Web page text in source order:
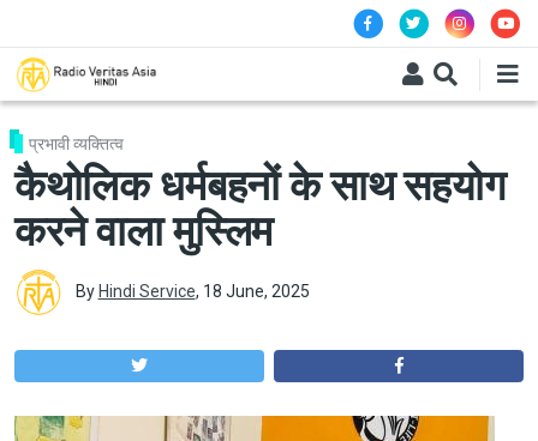
प्रभावी व्यक्तित्व
कैथोलिक धर्मबहनों के साथ सहयोग
करने वाला मुस्लिम
By Hindi Service, 18 June, 2025